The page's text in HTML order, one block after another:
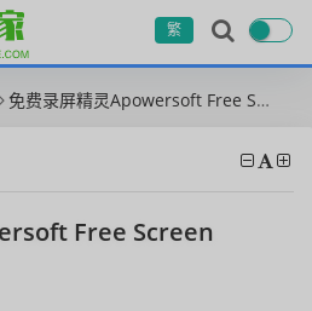
繁
免费录屏精灵Apowersoft Free Screen Recorder
Free Screen